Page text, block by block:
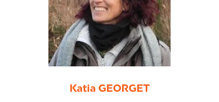
Katia GEORGET